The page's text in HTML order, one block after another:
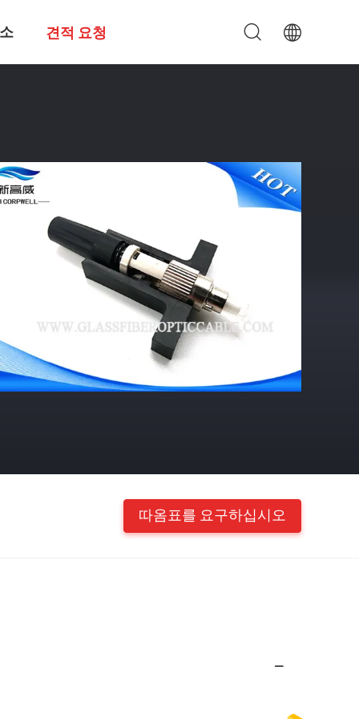
견적 요청
따옴표를 요구하십시오